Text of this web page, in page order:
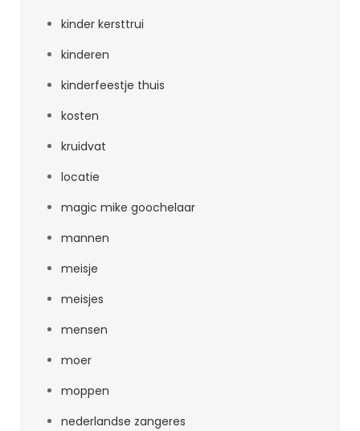
kinder kersttrui
kinderen
kinderfeestje thuis
kosten
kruidvat
locatie
magic mike goochelaar
mannen
meisje
meisjes
mensen
moer
moppen
nederlandse zangeres